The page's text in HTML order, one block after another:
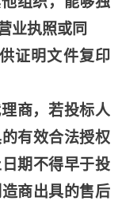
业执照或同
证明文件复印
商，若投标人
有效合法授权
期不得早于投
商出具的售后